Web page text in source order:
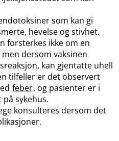
som kan gi
hevelse og stivhet.
forsterkes ikke om en
dersom vaksinen
kan gjentatte uhell
tilfeller er det observert
feber, og pasienter er i
sykehus.
konsulteres dersom det